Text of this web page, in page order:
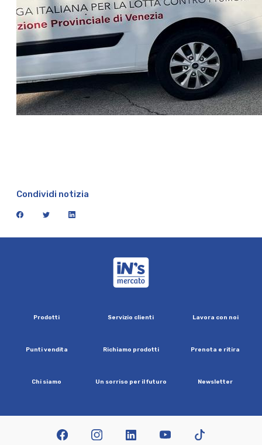
Condividi notizia
facebook twitter linkedin
Prod otti Servizio c ienti Lavora con noi
Puntivend ita Richiamo prod otti Prenota e ritira
Chi siamo Un sorriso per il futuro N ews etter
facebookinstagramlinkedin youtubetiktok